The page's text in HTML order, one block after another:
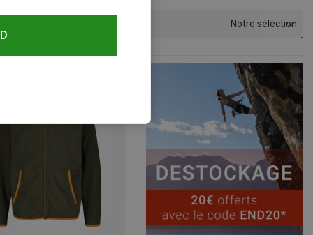
Notre sélection